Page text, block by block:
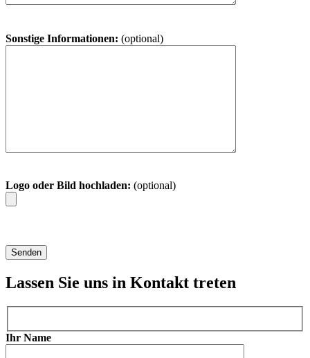
Sonstige Informationen: (optional)
Logo oder Bild hochladen: (optional)
Lassen Sie uns in Kontakt treten
Ihr Name